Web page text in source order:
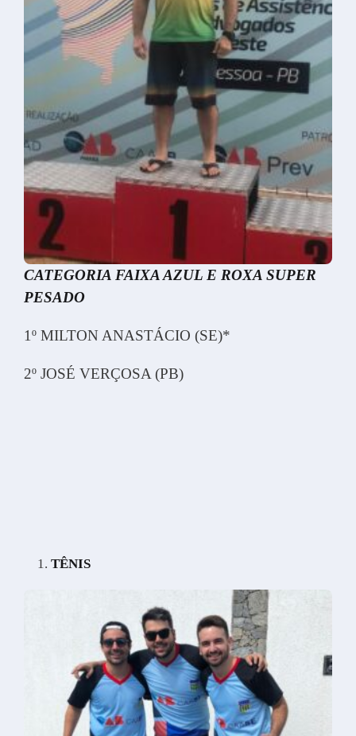
CATEGORIA FAIXA AZUL E ROXA SUPER
PESADO
1º MILTON ANASTÁCIO (SE)*
2º JOSÉ VERÇOSA (PB)
TÊNIS